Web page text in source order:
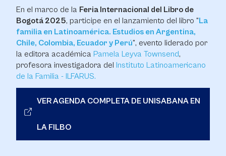
En el marco de la Feria Internacional del Libro de
Bogotá 2025, participe en el lanzamiento del libro "La
familia en Latinoamérica. Estudios en Argentina,
Chile, Colombia, Ecuador y Perú", evento liderado por
la editora académica Pamela Leyva Townsend,
profesora investigadora del Instituto Latinoamericano
de la Familia - ILFARUS.
VER AGENDA COMPLETA DE UNISABANA EN
LA FILBO